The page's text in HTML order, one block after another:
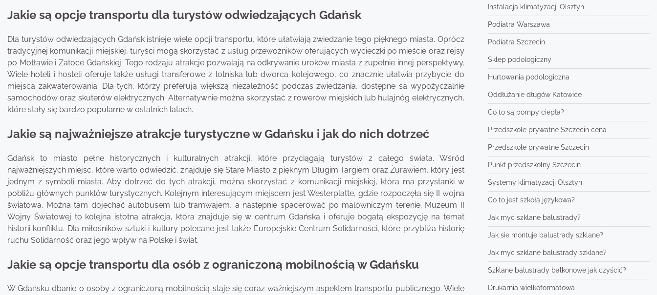
Jakie są opcje transportu dla turystów odwiedzających Gdańsk
Dla turystów odwiedzających Gdańsk istnieje wiele opcji transportu, które ułatwiają zwiedzanie tego pięknego miasta. Oprócz
tradycyjnej komunikacji miejskiej, turyści mogą skorzystać z usług przewoźników oferujących wycieczki po mieście oraz rejsy
po Motławie i Zatoce Gdańskiej. Tego rodzaju atrakcje pozwalają na odkrywanie uroków miasta z zupełnie innej perspektywy.
Wiele hoteli i hosteli oferuje także usługi transferowe z lotniska lub dworca kolejowego, co znacznie ułatwia przybycie do
miejsca zakwaterowania. Dla tych, którzy preferują większą niezależność podczas zwiedzania, dostępne są wypożyczalnie
samochodów oraz skuterów elektrycznych. Alternatywnie można skorzystać z rowerów miejskich lub hulajnóg elektrycznych,
które stały się bardzo popularne w ostatnich latach.
Jakie są najważniejsze atrakcje turystyczne w Gdańsku i jak do nich dotrzeć
Gdańsk to miasto pełne historycznych i kulturalnych atrakcji, które przyciągają turystów z całego świata. Wśród
najważniejszych miejsc, które warto odwiedzić, znajduje się Stare Miasto z pięknym Długim Targiem oraz Żurawiem, który jest
jednym z symboli miasta. Aby dotrzeć do tych atrakcji, można skorzystać z komunikacji miejskiej, która ma przystanki w
pobliżu głównych punktów turystycznych. Kolejnym interesującym miejscem jest Westerplatte, gdzie rozpoczęła się II wojna
światowa. Można tam dojechać autobusem lub tramwajem, a następnie spacerować po malowniczym terenie. Muzeum II
Wojny Światowej to kolejna istotna atrakcja, która znajduje się w centrum Gdańska i oferuje bogatą ekspozycję na temat
historii konfliktu. Dla miłośników sztuki i kultury polecane jest także Europejskie Centrum Solidarności, które przybliża historię
ruchu Solidarność oraz jego wpływ na Polskę i świat.
Jakie są opcje transportu dla osób z ograniczoną mobilnością w Gdańsku
W Gdańsku dbanie o osoby z ograniczoną mobilnością staje się coraz ważniejszym aspektem transportu publicznego. Wiele
Instalacja klimatyzacji Olsztyn
Podiatra Warszawa
Podiatra Szczecin
Sklep podologiczny
Hurtowania podologiczna
Oddłużanie długów Katowice
Co to są pompy ciepła?
Przedszkole prywatne Szczecin cena
Przedszkole prywatne Szczecin
Punkt przedszkolny Szczecin
Systemy klimatyzacji Olsztyn
Co to jest szkoła językowa?
Jak myć szklane balustrady?
Jak sie montuje balustrady szklane?
Jak myć szklane balustrady szklane?
Szklane balustrady balkonowe jak czyścić?
Drukarnia wielkoformatowa